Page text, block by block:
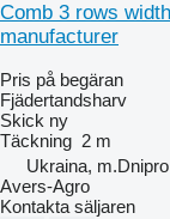
Comb 3 rows
manufacturer
Pris på begäran
Fjädertandsharv
Skick ny
Täckning 2 m
Ukraina, m.Dnipro
Avers-Agro
Kontakta säljaren